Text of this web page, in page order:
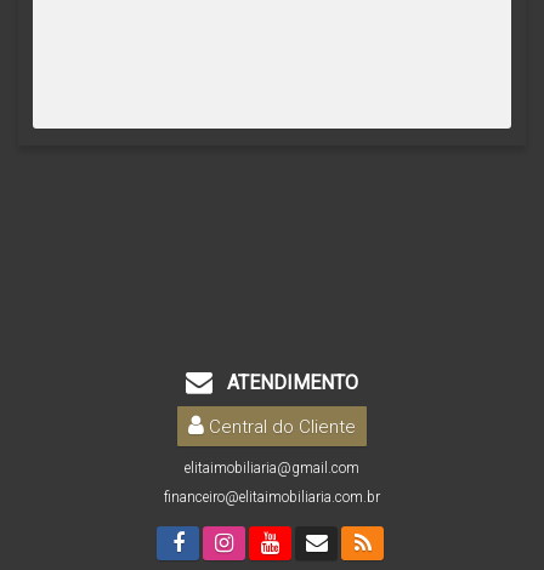
ATENDIMENTO
Central do Cliente
elitaimobiliaria@gmail.com
financeiro@elitaimobiliaria.com.br